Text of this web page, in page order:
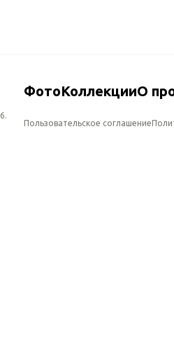
ФотоКоллекцииО
Пользовательское соглашение